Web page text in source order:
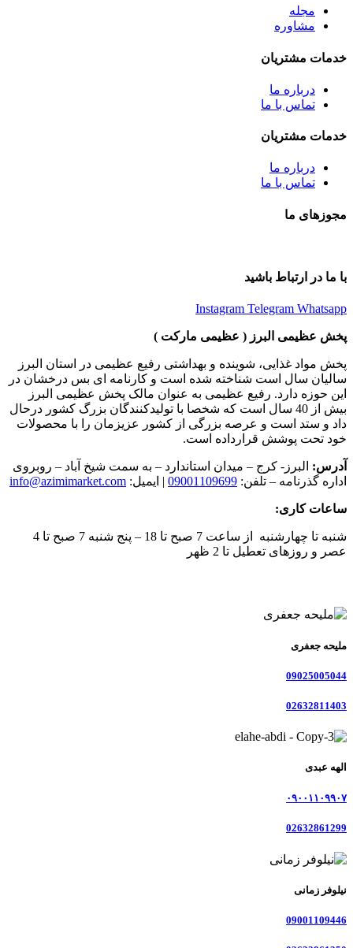
مجله
مشاوره
خدمات مشتریان
درباره ما
تماس با ما
خدمات مشتریان
درباره ما
تماس با ما
مجوزهای ما
با ما در ارتباط باشید
Instagram Telegram Whatsapp
پخش عظیمی البرز ( عظیمی مارکت )
پخش مواد غذایی، شوینده و بهداشتی رفیع عظیمی در استان البرز
سالیان سال است شناخته شده است و کارنامه ای بس درخشان در
این حوزه دارد. رفیع عظیمی به عنوان مالک پخش عظیمی البرز
بیش از 40 سال است که شخصا با تولیدکنندگان بزرگ کشور درحال
داد و ستد است و عرصه بزرگی از کشور عزیزمان را با محصولات
خود تحت پوشش قرارداده است.
آدرس: البرز- کرج – میدان استاندارد – به سمت شیخ آباد – روبروی
اداره گذرنامه – تلفن: 09001109699 | ایمیل: info@azimimarket.com
ساعات کاری:
شنبه تا چهارشنبه از ساعت 7 صبح تا 18 – پنج شنبه 7 صبح تا 4
عصر و روزهای تعطیل تا 2 ظهر
ملیحه جعفری
09025005044
02632811403
الهه عبدی
۰۹۰۰۱۱۰۹۹۰۷
02632861299
نیلوفر زمانی
09001109446